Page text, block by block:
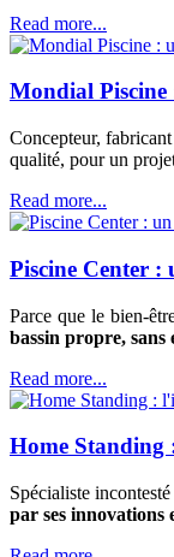
Read more...
Mondial Piscine
Concepteur,
qualité, pour un
Read more...
Piscine Center :
Parce que le bien-
bassin propre, sans
Read more...
Home
Spécialiste
par ses innovations